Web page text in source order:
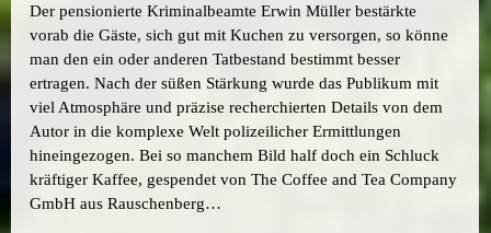
Der pensionierte Kriminalbeamte Erwin Müller bestärkte
vorab die Gäste, sich gut mit Kuchen zu versorgen, so könne
man den ein oder anderen Tatbestand bestimmt besser
ertragen. Nach der süßen Stärkung wurde das Publikum mit
viel Atmosphäre und präzise recherchierten Details von dem
Autor in die komplexe Welt polizeilicher Ermittlungen
hineingezogen. Bei so manchem Bild half doch ein Schluck
kräftiger Kaffee, gespendet von The Coffee and Tea Company
GmbH aus Rauschenberg…